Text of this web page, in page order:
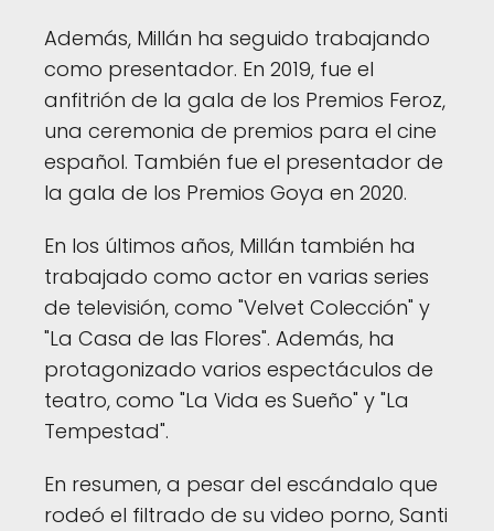
Además, Millán ha seguido trabajando
como presentador. En 2019, fue el
anfitrión de la gala de los Premios Feroz,
una ceremonia de premios para el cine
español. También fue el presentador de
la gala de los Premios Goya en 2020.
En los últimos años, Millán también ha
trabajado como actor en varias series
de televisión, como "Velvet Colección" y
"La Casa de las Flores". Además, ha
protagonizado varios espectáculos de
teatro, como "La Vida es Sueño" y "La
Tempestad".
En resumen, a pesar del escándalo que
rodeó el filtrado de su video porno, Santi